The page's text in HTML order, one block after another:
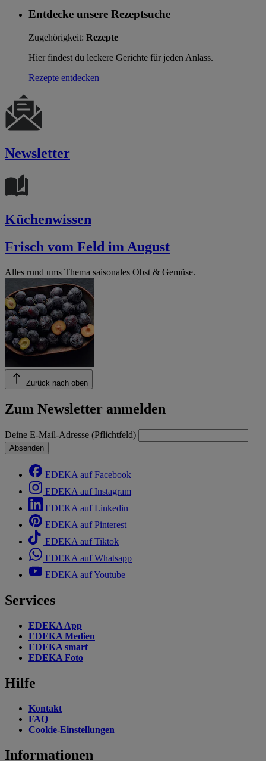
Entdecke unsere Rezeptsuche
Zugehörigkeit: Rezepte
Hier findest du leckere Gerichte für jeden Anlass.
Rezepte entdecken
Newsletter
Küchenwissen
Frisch vom Feld im August
Alles rund ums Thema saisonales Obst & Gemüse.
Zurück nach oben
Zum Newsletter anmelden
Deine E-Mail-Adresse (Pflichtfeld)
Absenden
EDEKA auf Facebook
EDEKA auf Instagram
EDEKA auf Linkedin
EDEKA auf Pinterest
EDEKA auf Tiktok
EDEKA auf Whatsapp
EDEKA auf Youtube
Services
EDEKA App
EDEKA Medien
EDEKA smart
EDEKA Foto
Hilfe
Kontakt
FAQ
Cookie-Einstellungen
Informationen